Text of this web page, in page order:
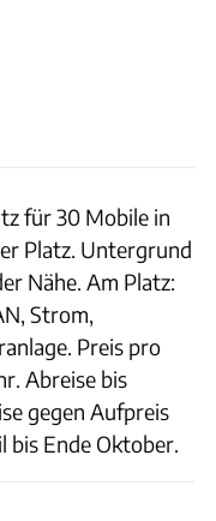
für 30 Mobile in
Platz. Untergrund
Nähe. Am Platz:
Strom,
Preis pro
Abreise bis
gegen Aufpreis
bis Ende Oktober.